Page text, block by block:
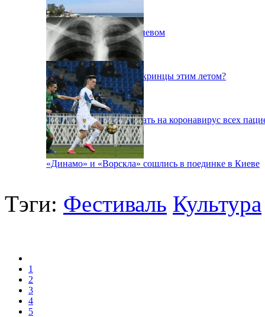
Пожар на свалке под Киевом
Куда поедут отдыхать укринцы этим летом?
В Киеве будут тестировать на коронавирус всех
«Динамо» и «Ворскла» сошлись в поединке в Киеве
Тэги: Фестиваль Культура
1
2
3
4
5